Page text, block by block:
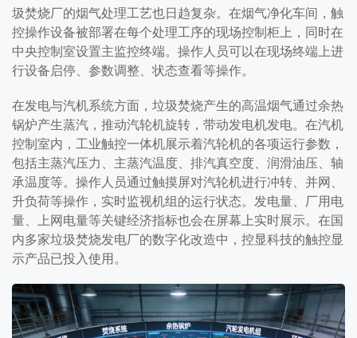
圾焚烧厂的烟气处理工艺也日趋复杂。在烟气净化车间，触
控操作设备被部署在每个处理工序的现场控制柜上，同时在
中央控制室设置主监控终端。操作人员可以在现场终端上进
行设备启停、参数调整、状态查看等操作。
在发电与汽机系统方面，垃圾焚烧产生的高温烟气通过余热
锅炉产生蒸汽，推动汽轮机旋转，带动发电机发电。在汽机
控制室内，工业触控一体机展示着汽轮机的各项运行参数，
包括主蒸汽压力、主蒸汽温度、排汽真空度、润滑油压、轴
承温度等。操作人员通过触摸屏对汽轮机进行冲转、并网、
升负荷等操作，实时监视机组的运行状态。发电量、厂用电
量、上网电量等关键经济指标也会在屏幕上实时展示。在国
内多家垃圾焚烧发电厂的数字化改造中，控显科技的触控显
示产品已投入使用。